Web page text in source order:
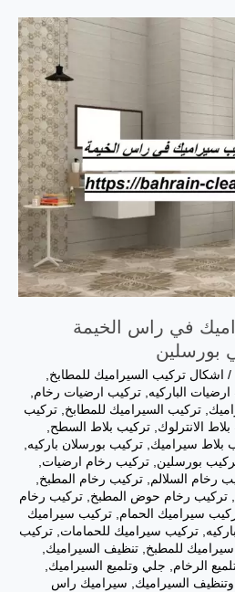
في راس الخيمة
/ اشكال تركيب السيراميك للمطابخ,
الباركيه, تركيب ارضيات رخام,
, تركيب السيراميك للمطابخ, تركيب
الانترلوك, تركيب بلاط السطح,
بلاط سيراميك, تركيب بورسلان باركيه,
بورسلين, تركيب رخام ارضيات,
رخام السلالم, تركيب رخام المطبخ,
, تركيب رخام حوض المطبخ, تركيب رخام
سيراميك الحمام, تركيب سيراميك
, تركيب سيراميك للحمامات, تركيب
للمطبخ, تنظيف السيراميك,
الرخام, جلي وتلميع السيراميك,
السيراميك, سيراميك راس